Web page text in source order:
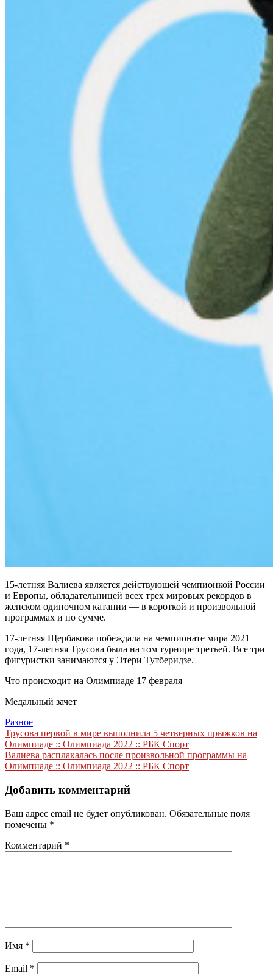
15-летняя Валиева является действующей чемпионкой России
и Европы, обладательницей всех трех мировых рекордов в
женском одиночном катании — в короткой и произвольной
программах и по сумме.
17-летняя Щербакова побеждала на чемпионате мира 2021
года, 17-летняя Трусова была на том турнире третьей. Все три
фигуристки занимаются у Этери Тутберидзе.
Что происходит на Олимпиаде 17 февраля
Медальный зачет
Разное
Навигация
по
записям
Трусова первой в мире выполнила 5 четверных прыжков на
Олимпиаде :: Олимпиада 2022 :: РБК Спорт
Валиева расплакалась после произвольной программы на
Олимпиаде :: Олимпиада 2022 :: РБК Спорт
Добавить комментарий
Ваш адрес email не будет опубликован. Обязательные поля
помечены *
Комментарий *
Имя *
Email *